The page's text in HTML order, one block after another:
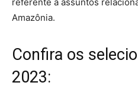
Amazônia.
Confira os
2023: